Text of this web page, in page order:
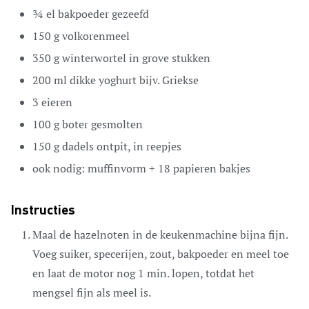
¾ el bakpoedergezeefd
150 gvolkorenmeel
350 gwinterwortel in grove stukken
200 ml dikke yoghurtbijv. Griekse
3 eieren
100 gbotergesmolten
150 gdadels ontpit, in reepjes
ook nodig: muffinvorm+ 18 papieren bakjes
Instructies
Maal de hazelnoten in de keukenmachine bijna fijn.
Voeg suiker, specerijen, zout, bakpoeder en meel toe
en laat de motor nog 1 min. lopen, totdat het
mengsel fijn als meel is.